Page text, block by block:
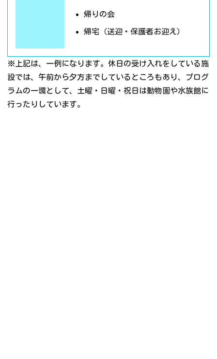
帰りの会
帰宅（送迎・保護者お迎え）
※上記は、一例になります。休日の受け入れをしている施
設では、午前から夕方までしているところもあり、プログ
ラムの一環として、土曜・日曜・祝日は動物園や水族館に
行ったりしています。